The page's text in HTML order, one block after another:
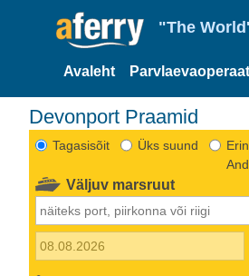
"The
Avaleht
Devonport Praamid
Tagasisõit Üks suund
Väljuv marsruut